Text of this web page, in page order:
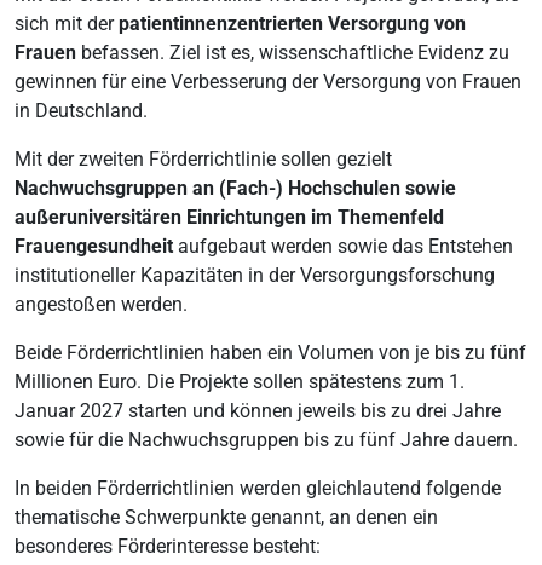
sich mit derpatientinnenzentrierten Versorgung von
Frauen befassen. Ziel ist es, wissenschaftliche Evidenz zu
gewinnen für eine Verbesserung der Versorgung von Frauen
in Deutschland.
Mit der zweiten Förderrichtlinie sollen gezielt
Nachwuchsgruppen an (Fach-) Hochschulen sowie
außeruniversitären Einrichtungen im Themenfeld
Frauengesundheit aufgebaut werden sowie das Entstehen
institutioneller Kapazitäten in der Versorgungsforschung
angestoßen werden.
Beide Förderrichtlinien haben ein Volumen von je bis zu fünf
Millionen Euro. Die Projekte sollen spätestens zum 1.
Januar 2027 starten und können jeweils bis zu drei Jahre
sowie für die Nachwuchsgruppen bis zu fünf Jahre dauern.
In beiden Förderrichtlinien werden gleichlautend folgende
thematische Schwerpunkte genannt, an denen ein
besonderes Förderinteresse besteht: